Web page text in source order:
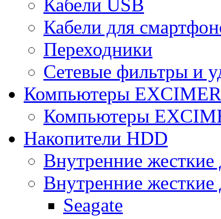
Кабели USB
Кабели для
Переходники
Сетевые фильтры и
Компьютеры
Компьютеры
Накопители HDD
Внутренние
Внутренние
Seagate